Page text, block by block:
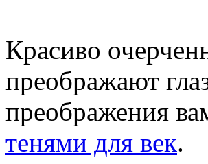
Красиво
преображают
преображения
тенями для век.